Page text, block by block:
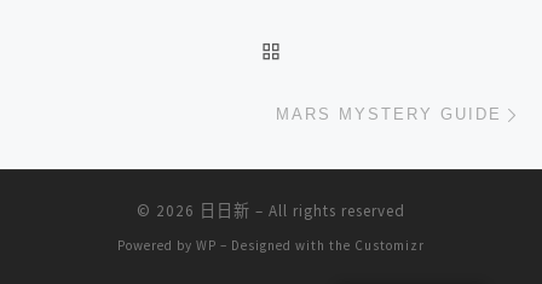
MARS MYSTERY GUIDE
© 2026 日日新 – All rights reserved
Powered by WP – Designed with the Customizr